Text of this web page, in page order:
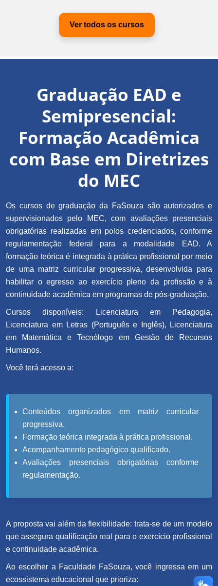
Ver todos os cursos
Graduação EAD e
Semipresencial:
Formação Acadêmica
com Base em Diretrizes
do MEC
Os cursos de graduação da FaSouza são autorizados e
supervisionados pelo MEC, com avaliações presenciais
obrigatórias realizadas em polos credenciados, conforme
regulamentação federal para a modalidade EAD. A
formação teórica é integrada à prática profissional por meio
de uma matriz curricular progressiva, desenvolvida para
habilitar o egresso ao exercício pleno da profissão e à
continuidade acadêmica em programas de pós-graduação.
Cursos disponíveis: Licenciatura em Pedagogia,
Licenciatura em Letras (Português e Inglês), Licenciatura
em Matemática e Tecnólogo em Gestão de Recursos
Humanos.
Você terá acesso a:
Conteúdos organizados em matriz curricular
progressiva.
Formação teórica integrada à prática profissional.
Acompanhamento pedagógico qualificado.
Avaliações presenciais obrigatórias conforme
regulamentação.
A proposta vai além da flexibilidade: trata-se de um modelo
que assegura qualificação real para o exercício profissional
e continuidade acadêmica.
Ao escolher a Faculdade FaSouza, você ingressa em um
ecossistema educacional que prioriza: